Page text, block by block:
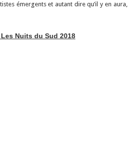
émergents et autant dire qu’il y en aura,
Nuits du Sud 2018